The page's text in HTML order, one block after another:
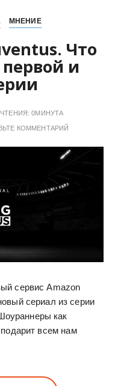
МНЕНИЕ
Что
и
0МИНУТА
КОММЕНТАРИЙ
сервис Amazon
сериал из серии
как
всем нам